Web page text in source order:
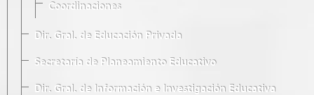
Coordinaciones
Dir. Gral. de Educación Privada
Secretaría de Planeamiento Educativo
Dir. Gral. de Información e Investigación Educativa